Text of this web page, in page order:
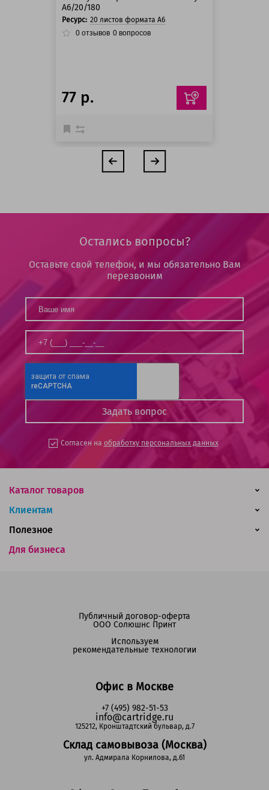
A6/20/180
Ресурс: 20 листов формата А6
0 отзывов 0 вопросов
77 р.
Остались вопросы?
Оставьте свой телефон, и мы обязательно Вам
перезвоним
Согласен на обработку персональных данных
Каталог товаров
Клиентам
Для бизнеса
Полезное
Офис в Москве
+7 (495) 982-51-53
info@cartridge.ru
125212, Кронштадтский бульвар, д.7
Склад самовывоза (Москва)
ул. Адмирала Корнилова, д.61
Публичный договор-оферта
ООО Солюшнс Принт
Используем
рекомендательные технологии